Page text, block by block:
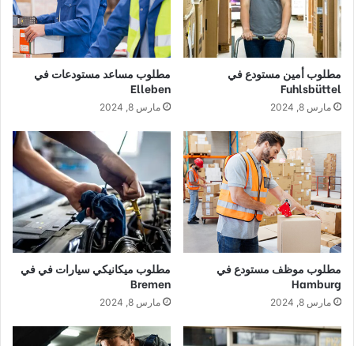
مطلوب أمين مستودع في
Fuhlsbüttel
مارس 8, 2024
مطلوب مساعد مستودعات في
Elleben
مارس 8, 2024
مطلوب موظف مستودع في
Hamburg
مارس 8, 2024
مطلوب ميكانيكي سيارات في في
Bremen
مارس 8, 2024